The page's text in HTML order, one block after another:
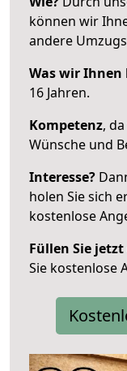
können wir
andere
Was wir Ihnen
16 Jahren.
Kompetenz,
Wünsche und
Interesse?
holen Sie sich
kostenlose
Füllen Sie
Sie kostenlose